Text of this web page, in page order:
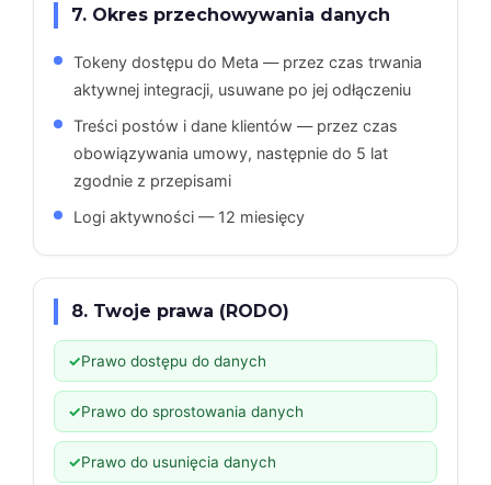
7. Okres przechowywania danych
Tokeny dostępu do Meta — przez czas trwania
aktywnej integracji, usuwane po jej odłączeniu
Treści postów i dane klientów — przez czas
obowiązywania umowy, następnie do 5 lat
zgodnie z przepisami
Logi aktywności — 12 miesięcy
8. Twoje prawa (RODO)
Prawo dostępu do danych
Prawo do sprostowania danych
Prawo do usunięcia danych